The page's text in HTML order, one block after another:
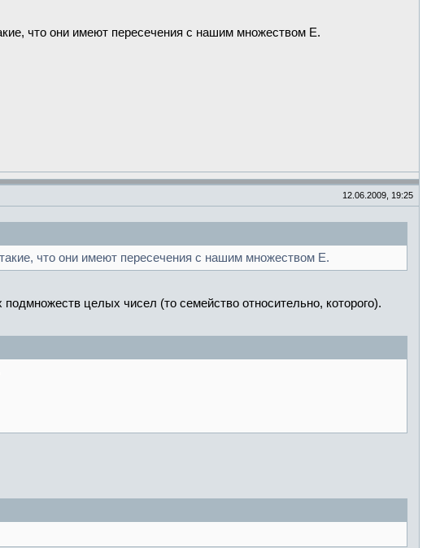
что они имеют пересечения с нашим множеством E.
12.06.2009, 19:25
что они имеют пересечения с нашим множеством E.
целых чисел (то семейство относительно, которого).